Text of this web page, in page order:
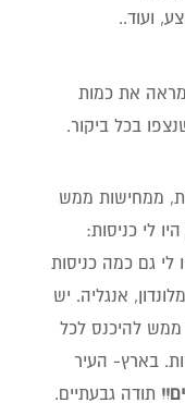
ועוד..
את כמות
בכל ביקור.
ממחישות ממש
לי כניסות:
גם כמה כניסות
אנגליה. יש
להיכנס לכל
בארץ- העיר
תודה גבעתיים.